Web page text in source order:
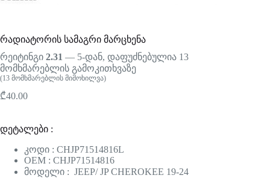
რადიატორის სამაგრი მარცხენა
რეიტინგი 2.31 — 5-დან, დაფუძნებულია 13
მომხმარებლის გამოკითხვაზე
(13 მომხმარებლის მიმოხილვა)
₾40.00
დეტალები :
კოდი : CHJP71514816L
OEM : CHJP71514816
მოდელი : JEEP/ JP CHEROKEE 19-24